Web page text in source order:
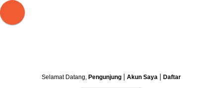
Selamat Datang, Pengunjung Akun Saya Daftar